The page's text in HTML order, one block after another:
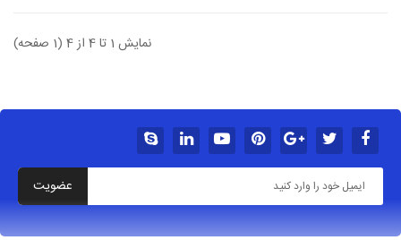
نمایش 1 تا 4 از 4 (1 صفحه)
عضویت